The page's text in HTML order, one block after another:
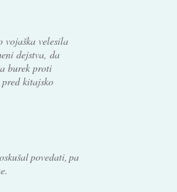
vojaška velesila
dejstva, da
burek proti
kitajsko
povedati, pa